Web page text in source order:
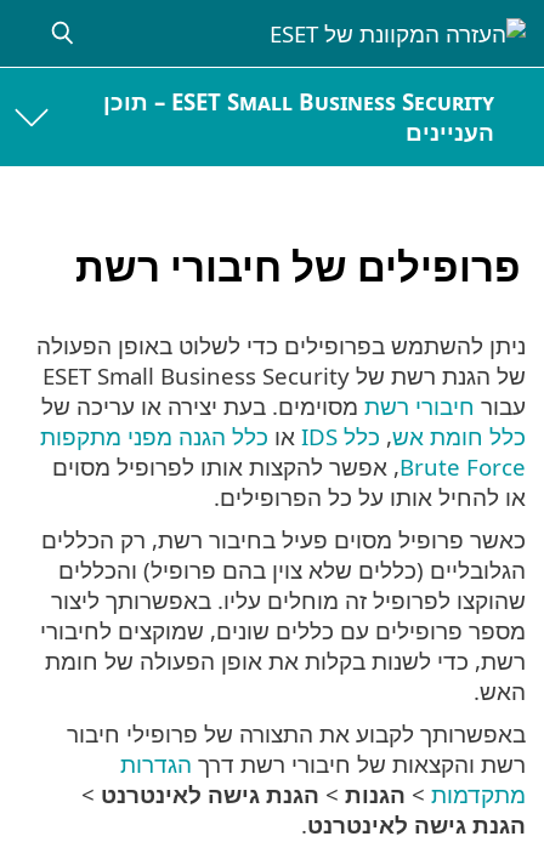
ESET Small Business Security – תוכן
העניינים
פרופילים של חיבורי רשת
ניתן להשתמש בפרופילים כדי לשלוט באופן הפעולה
של הגנת רשת של ESET Small Business Security
עבור חיבורי רשת מסוימים. בעת יצירה או עריכה של
כלל חומת אש, כלל IDS או כלל הגנה מפני מתקפות
Brute Force, אפשר להקצות אותו לפרופיל מסוים
או להחיל אותו על כל הפרופילים.
כאשר פרופיל מסוים פעיל בחיבור רשת, רק הכללים
הגלובליים (כללים שלא צוין בהם פרופיל) והכללים
שהוקצו לפרופיל זה מוחלים עליו. באפשרותך ליצור
מספר פרופילים עם כללים שונים, שמוקצים לחיבורי
רשת, כדי לשנות בקלות את אופן הפעולה של חומת
האש.
באפשרותך לקבוע את התצורה של פרופילי חיבור
רשת והקצאות של חיבורי רשת דרך הגדרות
מתקדמות > הגנות > הגנת גישה לאינטרנט >
הגנת גישה לאינטרנט.